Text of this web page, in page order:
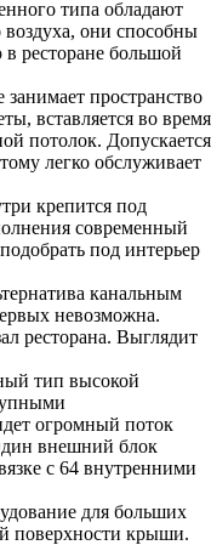
типа обладают
они способны
ресторане большой
пространство
вставляется во время
потолок. Допускается
легко обслуживает
крепится под
современный
под интерьер
канальным
невозможна.
ресторана. Выглядит
тип высокой
огромный поток
внешний блок
с 64 внутренними
для больших
поверхности крыши.